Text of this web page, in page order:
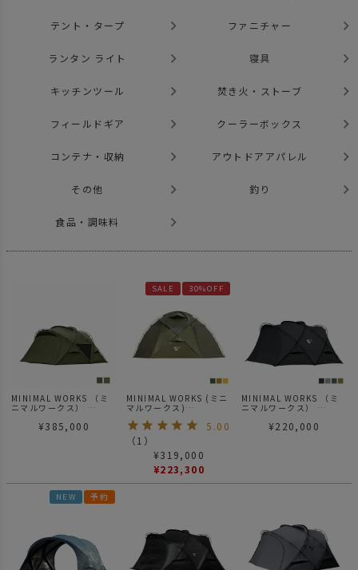
テント・タープ ファニチャー
ランタン ライト 寝具
キッチンツール 焚き火・ストーブ
フィールドギア クーラーボックス
コンテナ・収納 アウトドアアパレル
その他 釣り
食品・調味料
MINIMAL WORKS （ミ
ニマルワークス）
¥385,000
SALE 30%OFF
MINIMAL WORKS (ミニ
マルワークス)
Mango station plus マ
ンゴーステーション プラ
ス/ テント
5.00
（1 ）
¥319,000
¥223,300
MINIMAL WORKS （ミ
ニマルワークス）
ターGHE
¥220,000
NEW 予約